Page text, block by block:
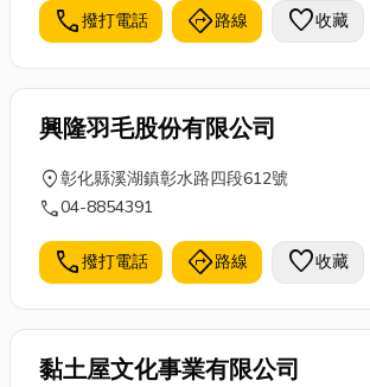
作羽毛相關產品各類客製化用品均可製
示區目前本網站滿1000元免運費 敬請
膀,COS
call撥打電話 directions路線 favorite收藏
興隆羽毛股份有限公司
location_on彰化縣溪湖鎮彰水路四段612號
call04-8854391
call撥打電話 directions路線 favorite收藏
黏土屋文化事業有限公司